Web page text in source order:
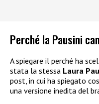
Perché la Pausini
A spiegare il perché ha
stata la stessa Laura
post, in cui ha spiegato
una versione inedita del